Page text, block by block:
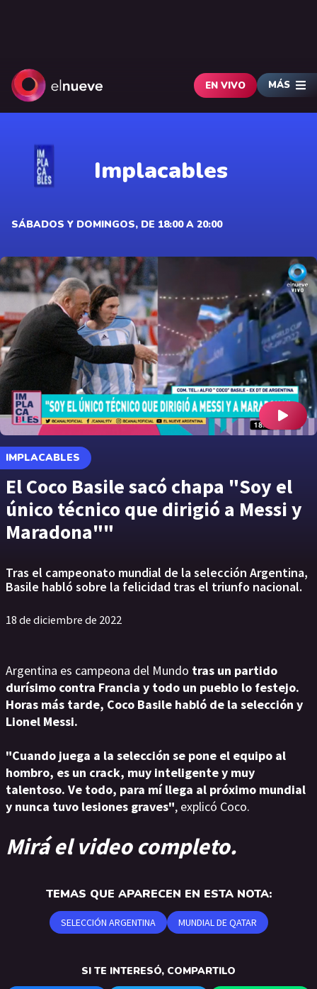
EN VIVO MÁS
Implacables
SÁBADOS Y DOMINGOS, DE 18:00 A 20:00
IMPLACABLES
El Coco Basile sacó chapa "Soy el
único técnico que dirigió a Messi y
Maradona""
Tras el campeonato mundial de la selección Argentina,
Basile habló sobre la felicidad tras el triunfo nacional.
18 de diciembre de 2022
Argentina es campeona del Mundo tras un partido
durísimo contra Francia y todo un pueblo lo festejo.
Horas más tarde, Coco Basile habló de la selección y
Lionel Messi.
"Cuando juega a la selección se pone el equipo al
hombro, es un crack, muy inteligente y muy
talentoso. Ve todo, para mí llega al próximo mundial
y nunca tuvo lesiones graves", explicó Coco.
Mirá el video completo.
TEMAS QUE APARECEN EN ESTA NOTA:
SELECCIÓN ARGENTINA MUNDIAL DE QATAR
SI TE INTERESÓ, COMPARTILO